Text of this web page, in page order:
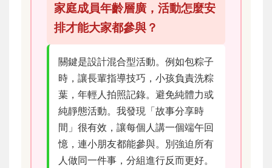
家庭成員年齡層廣，活動怎麼安
排才能大家都參與？
關鍵是設計混合型活動。例如包粽子
時，讓長輩指導技巧，小孩負責洗粽
葉，年輕人拍照記錄。避免純體力或
純靜態活動。我發現「故事分享時
間」很有效，讓每個人講一個端午回
憶，連小朋友都能參與。別強迫所有
人做同一件事，分組進行反而更好。